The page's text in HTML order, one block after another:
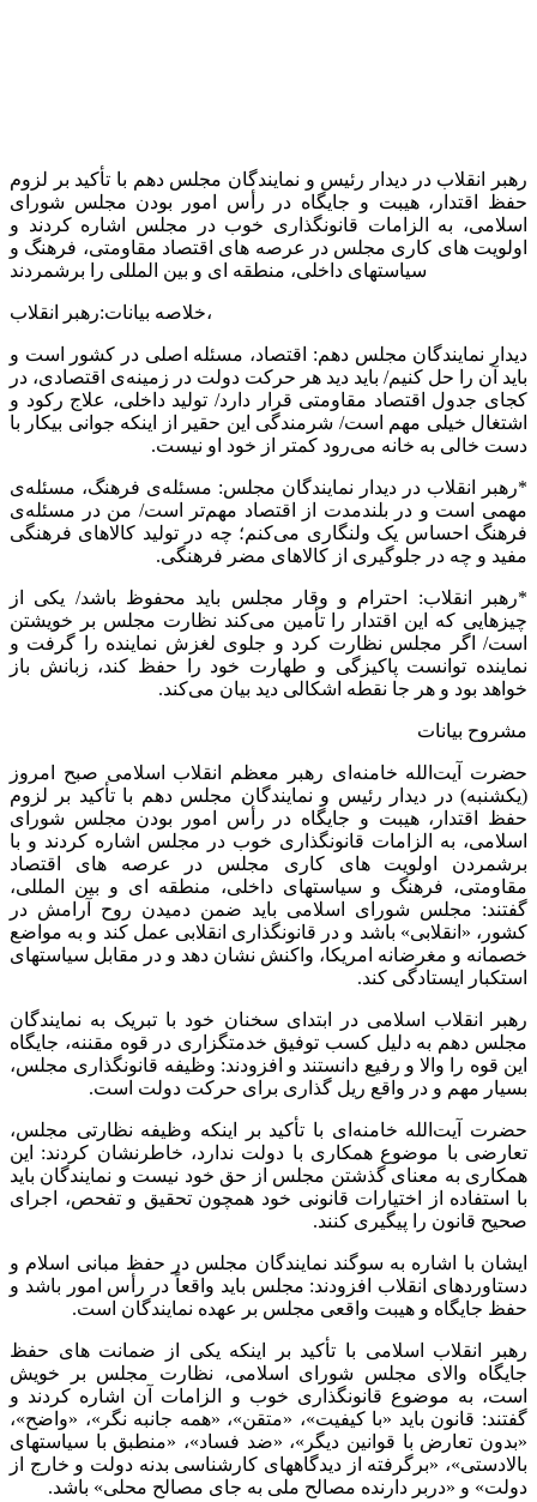
رهبر انقلاب در دیدار رئیس و نمایندگان مجلس دهم با تأکید بر لزوم
حفظ اقتدار، هیبت و جایگاه در رأس امور بودن مجلس شورای
اسلامی، به الزامات قانونگذاری خوب در مجلس اشاره کردند و
اولویت های کاری مجلس در عرصه های اقتصاد مقاومتی، فرهنگ و
سیاستهای داخلی، منطقه ای و بین المللی را برشمردند
خلاصه بیانات:رهبر انقلاب،
دیدار نمایندگان مجلس دهم: اقتصاد، مسئله اصلی در کشور است و
باید آن را حل کنیم/ باید دید هر حرکت دولت در زمینه‌ی اقتصادی، در
کجای جدول اقتصاد مقاومتی قرار دارد/ تولید داخلی، علاج رکود و
اشتغال خیلی مهم است/ شرمندگی این حقیر از اینکه جوانی بیکار با
دست خالی به خانه می‌رود کمتر از خود او نیست.
*رهبر انقلاب در دیدار نمایندگان مجلس: مسئله‌ی فرهنگ، مسئله‌ی
مهمی است و در بلندمدت از اقتصاد مهم‌تر است/ من در مسئله‌ی
فرهنگ احساس یک ولنگاری می‌کنم؛ چه در تولید کالاهای فرهنگی
مفید و چه در جلوگیری از کالاهای مضر فرهنگی.
*رهبر انقلاب: احترام و وقار مجلس باید محفوظ باشد/ یکی از
چیزهایی که این اقتدار را تأمین می‌کند نظارت مجلس بر خویشتن
است/ اگر مجلس نظارت کرد و جلوی لغزش نماینده را گرفت و
نماینده توانست پاکیزگی و طهارت خود را حفظ کند، زبانش باز
خواهد بود و هر جا نقطه اشکالی دید بیان می‌کند.
مشروح بیانات
حضرت آیت‌الله خامنه‌ای رهبر معظم انقلاب اسلامی صبح امروز
(یکشنبه) در دیدار رئیس و نمایندگان مجلس دهم با تأکید بر لزوم
حفظ اقتدار، هیبت و جایگاه در رأس امور بودن مجلس شورای
اسلامی، به الزامات قانونگذاری خوب در مجلس اشاره کردند و با
برشمردن اولویت های کاری مجلس در عرصه های اقتصاد
مقاومتی، فرهنگ و سیاستهای داخلی، منطقه ای و بین المللی،
گفتند: مجلس شورای اسلامی باید ضمن دمیدن روح آرامش در
کشور، «انقلابی» باشد و در قانونگذاری انقلابی عمل کند و به مواضع
خصمانه و مغرضانه امریکا، واکنش نشان دهد و در مقابل سیاستهای
استکبار ایستادگی کند.
رهبر انقلاب اسلامی در ابتدای سخنان خود با تبریک به نمایندگان
مجلس دهم به دلیل کسب توفیق خدمتگزاری در قوه مقننه، جایگاه
این قوه را والا و رفیع دانستند و افزودند: وظیفه قانونگذاری مجلس،
بسیار مهم و در واقع ریل گذاری برای حرکت دولت است.
حضرت آیت‌الله خامنه‌ای با تأکید بر اینکه وظیفه نظارتی مجلس،
تعارضی با موضوع همکاری با دولت ندارد، خاطرنشان کردند: این
همکاری به معنای گذشتن مجلس از حق خود نیست و نمایندگان باید
با استفاده از اختیارات قانونی خود همچون تحقیق و تفحص، اجرای
صحیح قانون را پیگیری کنند.
ایشان با اشاره به سوگند نمایندگان مجلس در حفظ مبانی اسلام و
دستاوردهای انقلاب افزودند: مجلس باید واقعاً در رأس امور باشد و
حفظ جایگاه و هیبت واقعی مجلس بر عهده نمایندگان است.
رهبر انقلاب اسلامی با تأکید بر اینکه یکی از ضمانت های حفظ
جایگاه والای مجلس شورای اسلامی، نظارت مجلس بر خویش
است، به موضوع قانونگذاری خوب و الزامات آن اشاره کردند و
گفتند: قانون باید «با کیفیت»، «متقن»، «همه جانبه نگر»، «واضح»،
«بدون تعارض با قوانین دیگر»، «ضد فساد»، «منطبق با سیاستهای
بالادستی»، «برگرفته از دیدگاههای کارشناسی بدنه دولت و خارج از
دولت» و «دربر دارنده مصالح ملی به جای مصالح محلی» باشد.